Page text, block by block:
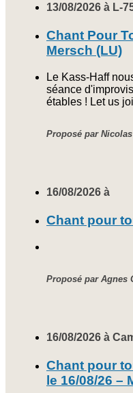
13/08/2026 à L-
Chant Pour
Mersch (LU)
Le Kass-Haff
séance
étables ! Let us
Proposé par
16/08/2026 à
Chant pour
Proposé par Agnes
16/08/2026 à
Chant pour
le 16/08/26 –